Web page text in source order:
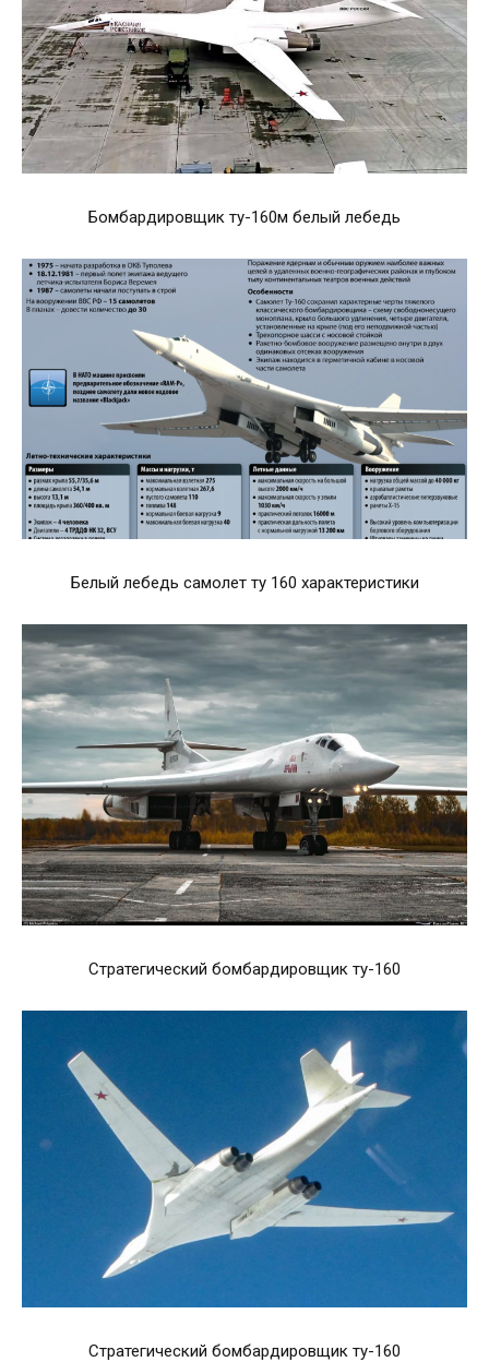
Бомбардировщик ту-160м белый лебедь
Белый лебедь самолет ту 160 характеристики
Стратегический бомбардировщик ту-160
Стратегический бомбардировщик ту-160